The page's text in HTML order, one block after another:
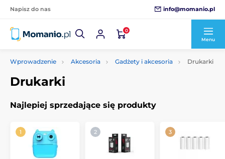
Napisz do nas info@momanio.pl
0
Menu
Wprowadzenie Akcesoria Gadżety i akcesoria Drukarki
Drukarki
Najlepiej sprzedające się produkty